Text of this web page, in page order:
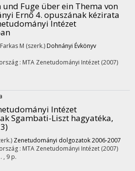
Fuge über ein Thema von
Ernő 4. opuszának kézirata
Intézet
M (szerk.) Dohnányi Évkönyv
: MTA Zenetudományi Intézet (2007)
Intézet
Sgambati-Liszt hagyatéka,
Zenetudományi dolgozatok 2006-2007
: MTA Zenetudományi Intézet (2007)
, 9 p.